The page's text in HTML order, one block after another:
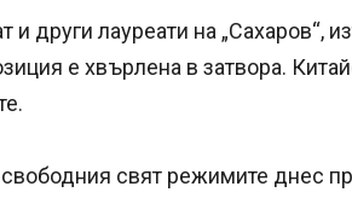
други лауреати на „Сахаров“,
е хвърлена в затвора.
свят режимите днес